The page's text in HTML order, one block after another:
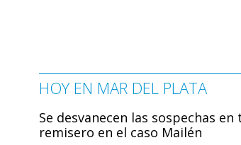
HOY EN MAR DEL PLATA
Se desvanecen las sospechas
remisero en el caso Mailén